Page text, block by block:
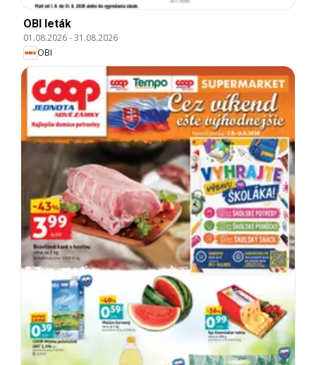
OBI leták
01.08.2026-31.08.2026
OBI